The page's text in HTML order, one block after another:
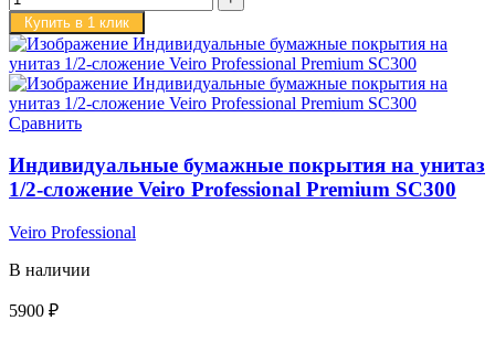
Купить в 1 клик
Сравнить
Индивидуальные бумажные покрытия на унитаз
1/2-сложение Veiro Professional Premium SC300
Veiro Professional
В наличии
5900 ₽